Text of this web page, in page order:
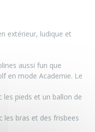
extérieur, ludique et
aussi fun que
en mode Academie. Le
pieds et un ballon de
bras et des frisbees